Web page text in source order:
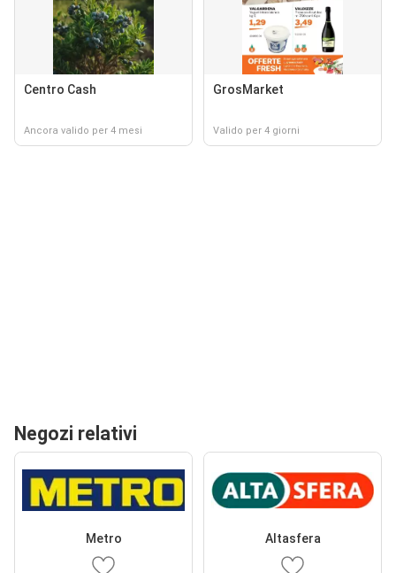
Centro Cash
Ancora valido per 4 mesi
GrosMarket
Valido per 4 giorni
Negozi relativi
Metro Altasfera